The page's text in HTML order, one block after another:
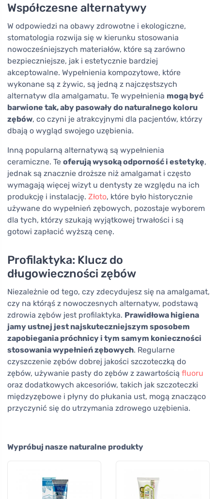
Współczesne alternatywy
W odpowiedzi na obawy zdrowotne i ekologiczne,
stomatologia rozwija się w kierunku stosowania
nowocześniejszych materiałów, które są zarówno
bezpieczniejsze, jak i estetycznie bardziej
akceptowalne. Wypełnienia kompozytowe, które
wykonane są z żywic, są jedną z najczęstszych
alternatyw dla amalgamatu. Te wypełnienia mogą być
barwione tak, aby pasowały do naturalnego koloru
zębów, co czyni je atrakcyjnymi dla pacjentów, którzy
dbają o wygląd swojego uzębienia.
Inną popularną alternatywą są wypełnienia
ceramiczne. Te oferują wysoką odporność i estetykę,
jednak są znacznie droższe niż amalgamat i często
wymagają więcej wizyt u dentysty ze względu na ich
produkcję i instalację. Złoto, które było historycznie
używane do wypełnień zębowych, pozostaje wyborem
dla tych, którzy szukają wyjątkowej trwałości i są
gotowi zapłacić wyższą cenę.
Profilaktyka: Klucz do
długowieczności zębów
Niezależnie od tego, czy zdecydujesz się na amalgamat,
czy na którąś z nowoczesnych alternatyw, podstawą
zdrowia zębów jest profilaktyka. Prawidłowa higiena
jamy ustnej jest najskuteczniejszym sposobem
zapobiegania próchnicy i tym samym konieczności
stosowania wypełnień zębowych. Regularne
czyszczenie zębów dobrej jakości szczoteczką do
zębów, używanie pasty do zębów z zawartością fluoru
oraz dodatkowych akcesoriów, takich jak szczoteczki
międzyzębowe i płyny do płukania ust, mogą znacząco
przyczynić się do utrzymania zdrowego uzębienia.
Wypróbuj nasze naturalne produkty